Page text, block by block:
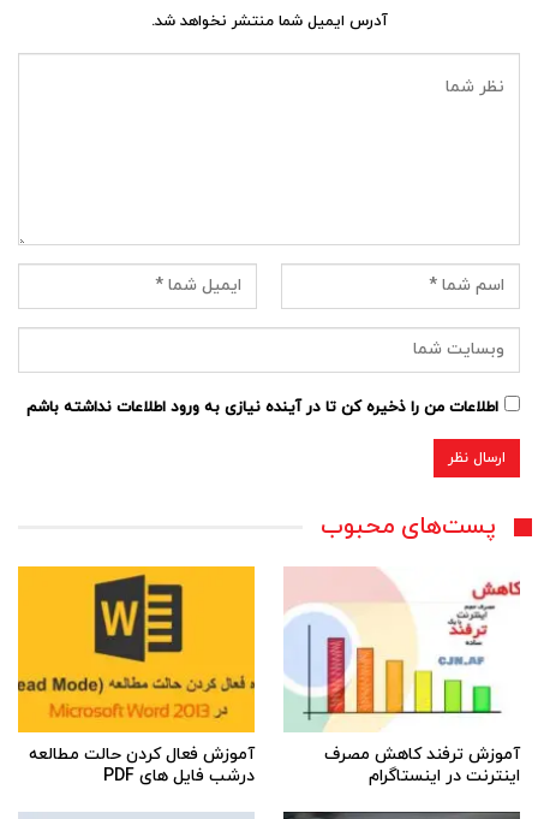
آدرس ایمیل شما منتشر نخواهد شد.
اطلاعات من را ذخیره کن تا در آینده نیازی به ورود اطلاعات نداشته باشم
پست‌های محبوب
آموزش ترفند کاهش مصرف
اینترنت در اینستاگرام
آموزش فعال کردن حالت مطالعه
درشب فایل های PDF